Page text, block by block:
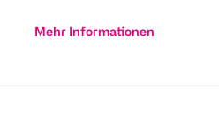
Mehr Informationen